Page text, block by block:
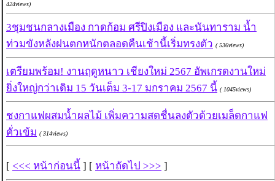
424views)
3ชุมชนกลางเมือง กาดก้อม ศรีปิงเมือง และนันทาราม น้ำ
ท่วมขังหลังฝนตกหนักตลอดคืนเช้านี้เริ่มทรงตัว ( 536views)
เตรียมพร้อม! งานฤดูหนาว เชียงใหม่ 2567 อัพเกรดงานใหม่
ยิ่งใหญ่กว่าเดิม 15 วันเต็ม 3-17 มกราคม 2567 นี้ ( 1045views)
ชงกาแฟผสมน้ำผลไม้ เพิ่มความสดชื่นลงตัวด้วยเมล็ดกาแฟ
คั่วเข้ม ( 314views)
[ <<< หน้าก่อนนี้ ] [ หน้าถัดไป >>> ]